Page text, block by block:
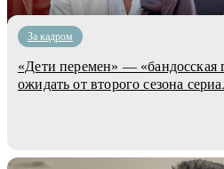
За кадром
«Дети перемен» — «бандосская
ожидать от второго сезона